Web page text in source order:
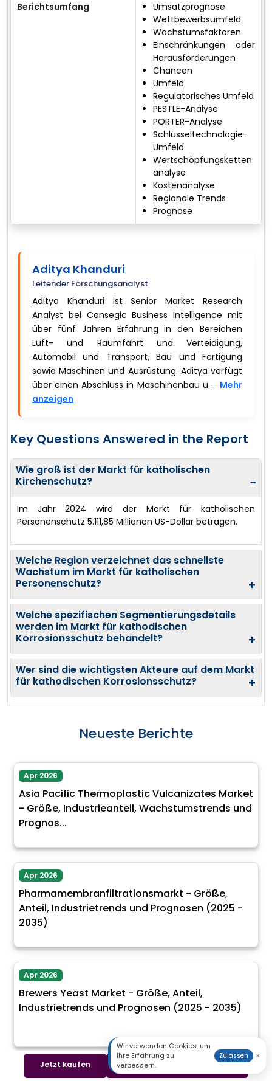
Berichtsumfang
Umsatzprognose
Wettbewerbsumfeld
Wachstumsfaktoren
Einschränkungen oder
Herausforderungen
Chancen
Umfeld
Regulatorisches Umfeld
PESTLE-Analyse
PORTER-Analyse
Schlüsseltechnologie-
Umfeld
Wertschöpfungsketten
analyse
Kostenanalyse
Regionale Trends
Prognose
Aditya Khanduri
Leitender Forschungsanalyst
Aditya Khanduri ist Senior Market Research
Analyst bei Consegic Business Intelligence mit
über fünf Jahren Erfahrung in den Bereichen
Luft- und Raumfahrt und Verteidigung,
Automobil und Transport, Bau und Fertigung
sowie Maschinen und Ausrüstung. Aditya verfügt
über einen Abschluss in Maschinenbau u ... Mehr
anzeigen
Key Questions Answered in the Report
Wie groß ist der Markt für katholischen
Kirchenschutz?
−
Im Jahr 2024 wird der Markt für katholischen
Personenschutz 5.111,85 Millionen US-Dollar betragen.
Welche Region verzeichnet das schnellste
Wachstum im Markt für katholischen
Personenschutz?
+
Welche spezifischen Segmentierungsdetails
werden im Markt für kathodischen
Korrosionsschutz behandelt?
+
Wer sind die wichtigsten Akteure auf dem Markt
für kathodischen Korrosionsschutz?
+
Neueste Berichte
Apr 2026
Asia Pacific Thermoplastic Vulcanizates Market
- Größe, Industrieanteil, Wachstumstrends und
Prognos...
Apr 2026
Pharmamembranfiltrationsmarkt - Größe,
Anteil, Industrietrends und Prognosen (2025 -
2035)
Apr 2026
Brewers Yeast Market - Größe, Anteil,
Industrietrends und Prognosen (2025 - 2035)
Apr 2026
Jetzt kaufen Beispiel herunterladen
Wir verwenden Cookies, um
Ihre Erfahrung zu
verbessern.
Zulassen ×